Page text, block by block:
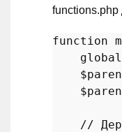
function
global
//